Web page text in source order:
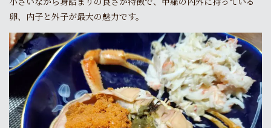
卵、内子と外子が最大の魅力です。